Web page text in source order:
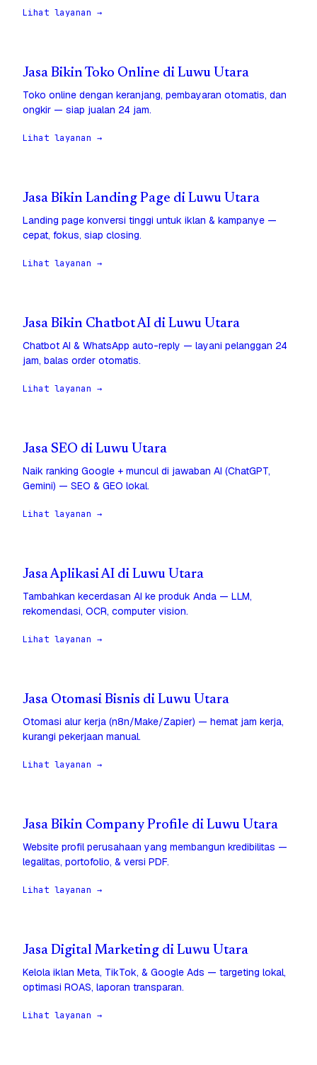
Lihat layanan →
Jasa Bikin Toko Online di Luwu Utara
Toko online dengan keranjang, pembayaran otomatis, dan
ongkir — siap jualan 24 jam.
Lihat layanan →
Jasa Bikin Landing Page di Luwu Utara
Landing page konversi tinggi untuk iklan & kampanye —
cepat, fokus, siap closing.
Lihat layanan →
Jasa Bikin Chatbot AI di Luwu Utara
Chatbot AI & WhatsApp auto-reply — layani pelanggan 24
jam, balas order otomatis.
Lihat layanan →
Jasa SEO di Luwu Utara
Naik ranking Google + muncul di jawaban AI (ChatGPT,
Gemini) — SEO & GEO lokal.
Lihat layanan →
Jasa Aplikasi AI di Luwu Utara
Tambahkan kecerdasan AI ke produk Anda — LLM,
rekomendasi, OCR, computer vision.
Lihat layanan →
Jasa Otomasi Bisnis di Luwu Utara
Otomasi alur kerja (n8n/Make/Zapier) — hemat jam kerja,
kurangi pekerjaan manual.
Lihat layanan →
Jasa Bikin Company Profile di Luwu Utara
Website profil perusahaan yang membangun kredibilitas —
legalitas, portofolio, & versi PDF.
Lihat layanan →
Jasa Digital Marketing di Luwu Utara
Kelola iklan Meta, TikTok, & Google Ads — targeting lokal,
optimasi ROAS, laporan transparan.
Lihat layanan →